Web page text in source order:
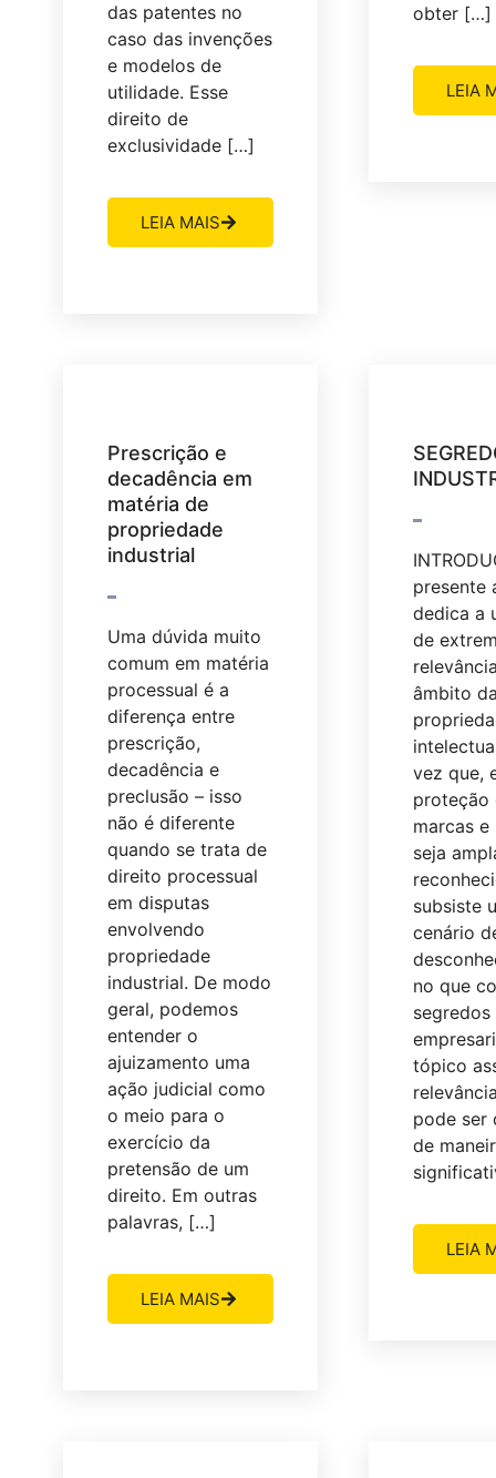
das patentes no
caso das invenções
e modelos de
utilidade. Esse
direito de
exclusividade […]
LEIA MAIS
obter […]
LEIA
Prescrição e
decadência em
matéria de
propriedade
industrial
Uma dúvida muito
comum em matéria
processual é a
diferença entre
prescrição,
decadência e
preclusão – isso
não é diferente
quando se trata de
direito processual
em disputas
envolvendo
propriedade
industrial. De modo
geral, podemos
entender o
ajuizamento uma
ação judicial como
o meio para o
exercício da
pretensão de um
direito. Em outras
palavras, […]
LEIA MAIS
presente
dedica a
de
âmbito
vez que,
proteção
marcas
seja
subsiste
cenário
no que
segredos
tópico
pode ser
de
LEIA